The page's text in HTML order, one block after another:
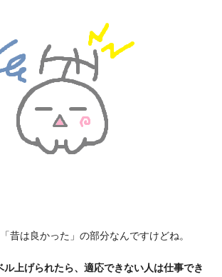
昔は良かった」の部分なんですけどね。
上げられたら、適応できない人は仕事でき